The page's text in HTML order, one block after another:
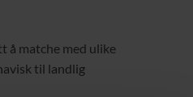
å matche med ulike
til landlig